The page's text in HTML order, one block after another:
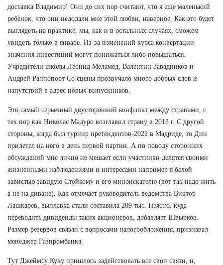
доставка Владимир! Они до сих пор считают, что я еще маленький
ребенок, что они недодали мне этой любви, наверное. Как это будет
выглядеть на практике, мы, как и в остальных случаях, сможем
увидеть только в январе. Из-за изменений курса конвертации
значения инвестиций могут понижаться либо повышаться.
Учредители школы Леонид Меламед, Валентин Завадников и
Андрей Раппопорт Со сцены прозвучало много добрых слов и
напутствий в адрес новых выпускников.
Это самый серьезный двусторонний конфликт между странами, с
тех пор как Николас Мадуро возглавил страну в 2013 г. С другой
стороны, когда был турнир претендентов-2022 в Мадриде, то Дин
прилетел на него в день первой партии. А по поводу сторонних
обсуждений мне лично не мешает если участники делятся своими
жизненными наблюдениями и интересами например я белой
завистью завидую Стойкому и его миноискателю (вот так надо жить
а не на диване). Как отмечает руководитель ведомства Виктор
Лашкарев, выплавка стали составила 209 тыс. Неясно, куда
переводить дивиденды таких акционеров, добавляет Швырков.
Размер резервов связан с вопросами налогообложения, признавал
менеджер Газпромбанка.
Тут Джеймсу Куку пришлось задействовать все свои связи, и,